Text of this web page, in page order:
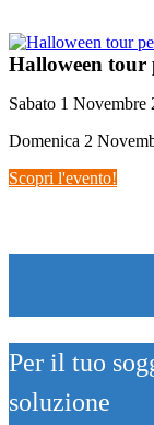
Halloween tour
Sabato 1 Novembre
Domenica 2
Scopri l'evento!
Per il tuo
soluzione